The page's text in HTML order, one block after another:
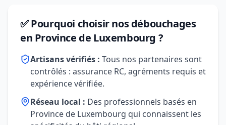
✅ Pourquoi choisir nos débouchages
en Province de Luxembourg ?
Artisans vérifiés : Tous nos partenaires sont
contrôlés : assurance RC, agréments requis et
expérience vérifiée.
Réseau local : Des professionnels basés en
Province de Luxembourg qui connaissent les